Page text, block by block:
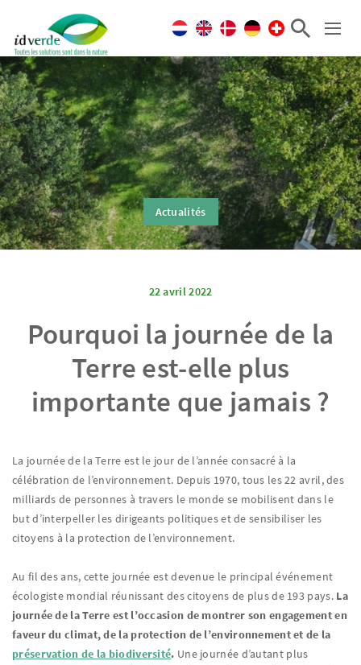
Actualités
22 avril 2022
Pourquoi la journée de la
Terre est-elle plus
importante que jamais ?
La journée de la Terre est le jour de l’année consacré à la
célébration de l’environnement. Depuis 1970, tous les 22 avril, des
milliards de personnes à travers le monde se mobilisent dans le
but d’interpeller les dirigeants politiques et de sensibiliser les
citoyens à la protection de l’environnement.
Au fil des ans, cette journée est devenue le principal événement
écologiste mondial réunissant des citoyens de plus de 193 pays.La
journée de la Terre est l’occasion de montrer son engagement en
faveur du climat, de la protection de l’environnement et de la
préservation de la biodiversité. Une journée d’autant plus